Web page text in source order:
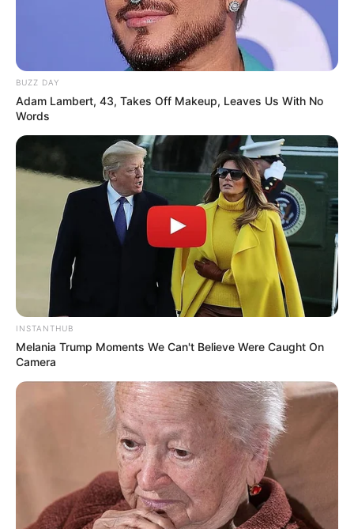
BUZZ DAY
Adam Lambert, 43, Takes Off Makeup, Leaves Us With No
Words
INSTANTHUB
Melania Trump Moments We Can't Believe Were Caught On
Camera